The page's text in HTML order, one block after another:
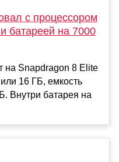
с процессором
батареей на 7000
на Snapdragon 8 Elite
16 ГБ, емкость
Внутри батарея на